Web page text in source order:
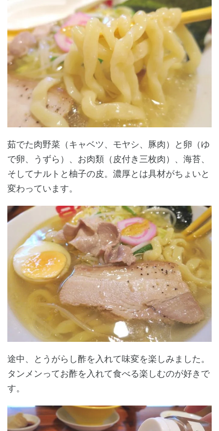
茹でた肉野菜（キャベツ、モヤシ、豚肉）と卵（ゆ
で卵、うずら）、お肉類（皮付き三枚肉）、海苔、
そしてナルトと柚子の皮。濃厚とは具材がちょいと
変わっています。
途中、とうがらし酢を入れて味変を楽しみました。
タンメンってお酢を入れて食べる楽しむのが好きで
す。